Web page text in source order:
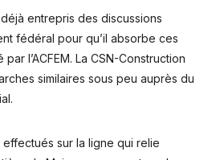
entrepris des discussions
fédéral pour qu’il absorbe ces
l’ACFEM. La CSN-Construction
similaires sous peu auprès du
sur la ligne qui relie